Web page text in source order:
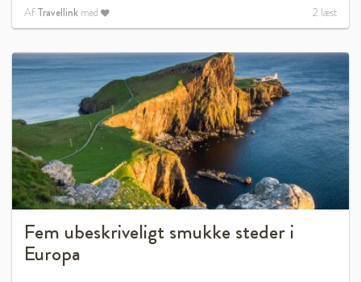
AfTravellink med 2 læst
Fem ubeskriveligt smukke steder i
Europa